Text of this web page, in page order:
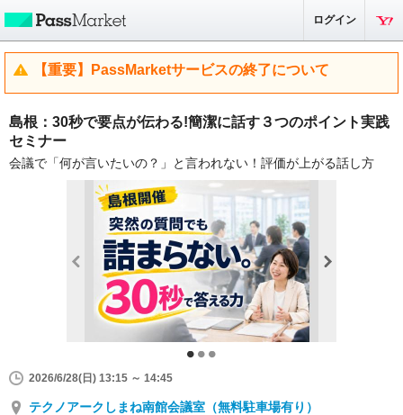
ログイン
【重要】PassMarketサービスの終了について
島根：30秒で要点が伝わる!簡潔に話す３つのポイント実践
セミナー
会議で「何が言いたいの？」と言われない！評価が上がる話し方
2026/6/28(日) 13:15 ～ 14:45
テクノアークしまね南館会議室（無料駐車場有り）